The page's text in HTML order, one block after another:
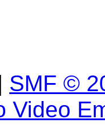
SMF ©
Video